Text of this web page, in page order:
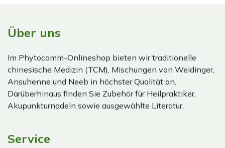
Über uns
Im Phytocomm-Onlineshop bieten wir traditionelle
chinesische Medizin (TCM), Mischungen von Weidinger,
Ansuhenne und Neeb in höchster Qualität an.
Darüberhinaus finden Sie Zubehör für Heilpraktiker,
Akupunkturnadeln sowie ausgewählte Literatur.
Service